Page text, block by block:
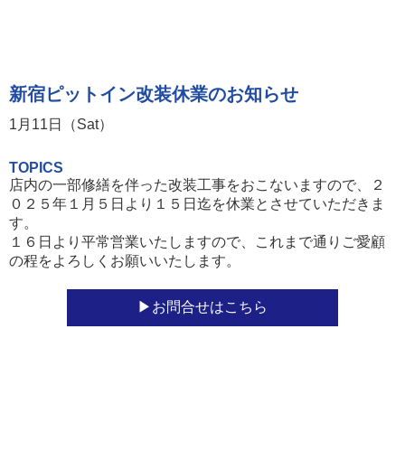
新宿ピットイン改装休業のお知らせ
1月11日（Sat）
TOPICS
店内の一部修繕を伴った改装工事をおこないますので、２
０２５年１月５日より１５日迄を休業とさせていただきま
す。
１６日より平常営業いたしますので、これまで通りご愛顧
の程をよろしくお願いいたします。
お問合せはこちら